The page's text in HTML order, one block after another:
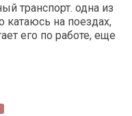
транспорт. одна из
катаюсь на поездах,
его по работе, еще